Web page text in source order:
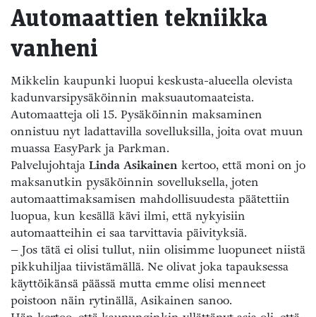
Automaattien tekniikka
vanheni
Mikkelin kaupunki luopui keskusta-alueella olevista
kadunvarsipysäköinnin maksuautomaateista.
Automaatteja oli 15. Pysäköinnin maksaminen
onnistuu nyt ladattavilla sovelluksilla, joita ovat muun
muassa EasyPark ja Parkman.
Palvelujohtaja Linda Asikainen kertoo, että moni on jo
maksanutkin pysäköinnin sovelluksella, joten
automaattimaksamisen mahdollisuudesta päätettiin
luopua, kun kesällä kävi ilmi, että nykyisiin
automaatteihin ei saa tarvittavia päivityksiä.
– Jos tätä ei olisi tullut, niin olisimme luopuneet niistä
pikkuhiljaa tiivistämällä. Ne olivat joka tapauksessa
käyttöikänsä päässä mutta emme olisi menneet
poistoon näin rytinällä, Asikainen sanoo.